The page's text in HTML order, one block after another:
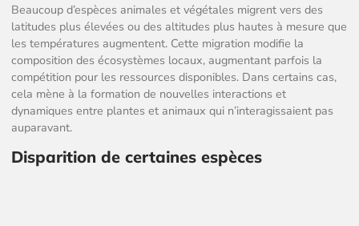
Beaucoup d’espèces animales et végétales migrent vers des
latitudes plus élevées ou des altitudes plus hautes à mesure que
les températures augmentent. Cette migration modifie la
composition des écosystèmes locaux, augmentant parfois la
compétition pour les ressources disponibles. Dans certains cas,
cela mène à la formation de nouvelles interactions et
dynamiques entre plantes et animaux qui n’interagissaient pas
auparavant.
Disparition de certaines espèces